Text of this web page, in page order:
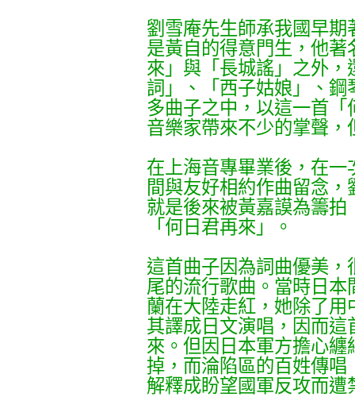
劉雪庵先生師承我國早
是黃自的得意門生，他
來」與「長城謠」之外
詞」、「西子姑娘」、
多曲子之中，以這一首
音樂家帶來不少的掌聲，
在上海音專畢業後，在
間與友好相約作曲留念
就是後來被黃嘉謨為籌
「何日君再來」。
這首曲子因為詞曲優美
尾的流行歌曲。當時日
蘭在大陸走紅，她除了
其譯成日文演唱，因而
來。但因日本軍方擔心
掉，而淪陷區的百姓傳
解釋成盼望國軍反攻而遭